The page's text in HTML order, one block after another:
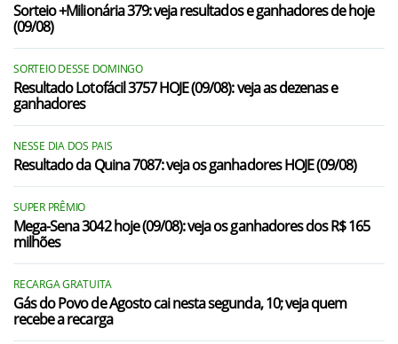
Sorteio +Milionária 379: veja resultados e ganhadores de hoje
(09/08)
SORTEIO DESSE DOMINGO
Resultado Lotofácil 3757 HOJE (09/08): veja as dezenas e
ganhadores
NESSE DIA DOS PAIS
Resultado da Quina 7087: veja os ganhadores HOJE (09/08)
SUPER PRÊMIO
Mega-Sena 3042 hoje (09/08): veja os ganhadores dos R$ 165
milhões
RECARGA GRATUITA
Gás do Povo de Agosto cai nesta segunda, 10; veja quem
recebe a recarga